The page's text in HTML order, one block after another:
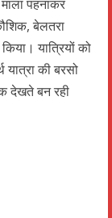
पहनाकर
बेलतरा
यात्रियों को
यात्रा की बरसो
देखते बन रही